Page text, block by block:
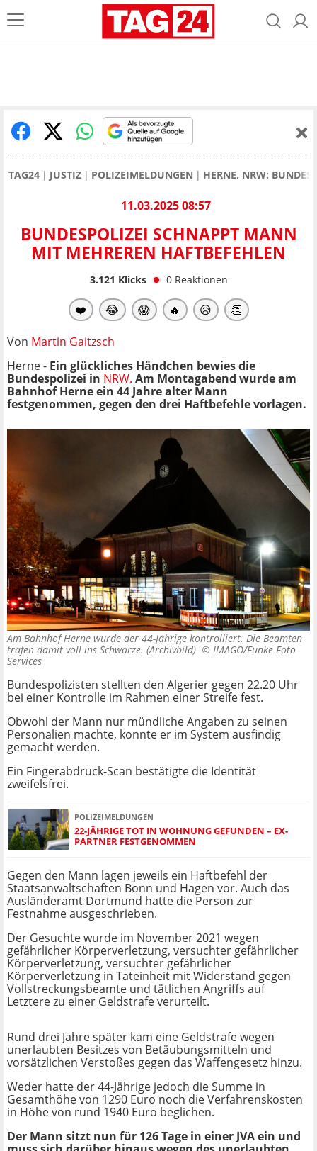
TAG24 JUSTIZ POLIZEIMELDUNGEN HERNE, NRW:
11.03.2025 08:57
BUNDESPOLIZEI SCHNAPPT MANN
MIT MEHREREN HAFTBEFEHLEN
3.121 Klicks 0 Reaktionen
❤️ 😂 😱 🔥 😥 👏
Von Martin Gaitzsch
Herne - Ein glückliches Händchen bewies die
Bundespolizei in NRW. Am Montagabend wurde am
Bahnhof Herne ein 44 Jahre alter Mann
festgenommen, gegen den drei Haftbefehle vorlagen.
Am Bahnhof Herne wurde der 44-Jährige kontrolliert. Die Beamten
trafen damit voll ins Schwarze. (Archivbild) © IMAGO/Funke Foto
Services
Bundespolizisten stellten den Algerier gegen 22.20 Uhr
bei einer Kontrolle im Rahmen einer Streife fest.
Obwohl der Mann nur mündliche Angaben zu seinen
Personalien machte, konnte er im System ausfindig
gemacht werden.
Ein Fingerabdruck-Scan bestätigte die Identität
zweifelsfrei.
POLIZEIMELDUNGEN
22-JÄHRIGE TOT IN WOHNUNG GEFUNDEN – EX-
PARTNER FESTGENOMMEN
Gegen den Mann lagen jeweils ein Haftbefehl der
Staatsanwaltschaften Bonn und Hagen vor. Auch das
Ausländeramt Dortmund hatte die Person zur
Festnahme ausgeschrieben.
Der Gesuchte wurde im November 2021 wegen
gefährlicher Körperverletzung, versuchter gefährlicher
Körperverletzung, versuchter gefährlicher
Körperverletzung in Tateinheit mit Widerstand gegen
Vollstreckungsbeamte und tätlichen Angriffs auf
Letztere zu einer Geldstrafe verurteilt.
Rund drei Jahre später kam eine Geldstrafe wegen
unerlaubten Besitzes von Betäubungsmitteln und
vorsätzlichen Verstoßes gegen das Waffengesetz hinzu.
Weder hatte der 44-Jährige jedoch die Summe in
Gesamthöhe von 1290 Euro noch die Verfahrenskosten
in Höhe von rund 1940 Euro beglichen.
Der Mann sitzt nun für 126 Tage in einer JVA ein und